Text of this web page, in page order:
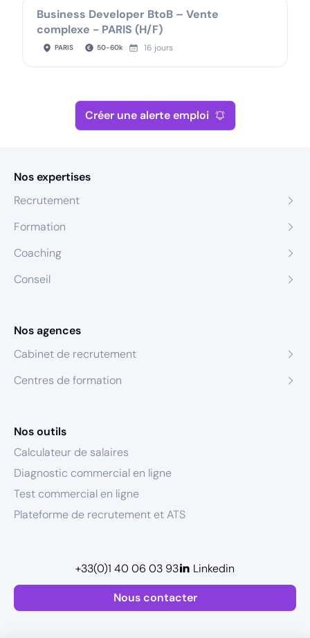
Business Developer BtoB – Vente
complexe - PARIS (H/F)
PARIS 50-60k 16 jours
Créer une alerte emploi
Nos expertises
Recrutement
Formation
Coaching
Conseil
Nos agences
Cabinet de recrutement
Centres de formation
Nos outils
Calculateur de salaires
Diagnostic commercial en ligne
Test commercial en ligne
Plateforme de recrutement et ATS
Nous contacter
+33(0)1 40 06 03 93 Linkedin